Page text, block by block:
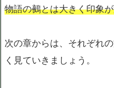
物語の鵺とは大きく印象
次の章からは、それぞれ
く見ていきましょう。